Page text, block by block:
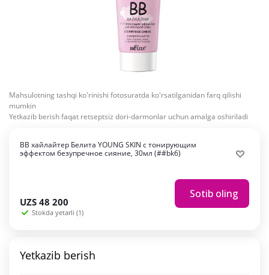
Mahsulotning tashqi ko'rinishi fotosuratda ko'rsatilganidan farq qilishi
mumkin
Yetkazib berish faqat retseptsiz dori-darmonlar uchun amalga oshiriladi
ВВ хайлайтер Белита YOUNG SKIN с тонирующим
эффектом безупречное сияние, 30мл (##bk6)
UZS 48 200
Stokda yetarli (1)
Sotib oling
Yetkazib berish